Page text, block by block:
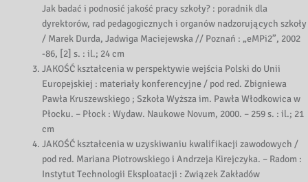
Jak badać i podnosić jakość pracy szkoły? : poradnik dla
dyrektorów, rad pedagogicznych i organów nadzorujących szkoły
/ Marek Durda, Jadwiga Maciejewska // Poznań : „eMPi2”, 2002
-86, [2] s. : il.; 24 cm
JAKOŚĆ kształcenia w perspektywie wejścia Polski do Unii
Europejskiej : materiały konferencyjne / pod red. Zbigniewa
Pawła Kruszewskiego ; Szkoła Wyższa im. Pawła Włodkowica w
Płocku. – Płock : Wydaw. Naukowe Novum, 2000. – 259 s. : il.; 21
cm
JAKOŚĆ kształcenia w uzyskiwaniu kwalifikacji zawodowych /
pod red. Mariana Piotrowskiego i Andrzeja Kirejczyka. – Radom :
Instytut Technologii Eksploatacji : Związek Zakładów